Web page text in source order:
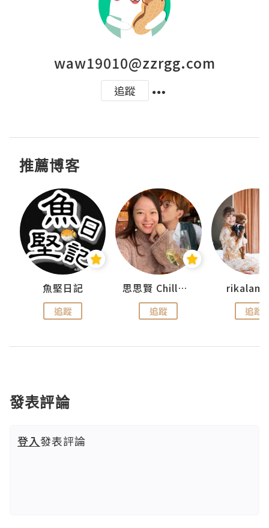
waw19010@zzrgg.com
追蹤
推薦博客
魚堅日記
追蹤
思思賢 ChillMyBabe
追蹤 追蹤
發表評論
登入發表評論